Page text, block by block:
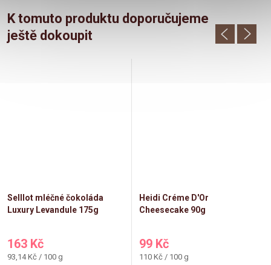
K tomuto produktu doporučujeme
ještě dokoupit
Selllot mléčné čokoláda
Luxury Levandule 175g
163 Kč
Měrná
93,14 Kč / 100 g
Heidi Créme D'Or
Cheesecake 90g
99 Kč
Měrná
110 Kč / 100 g